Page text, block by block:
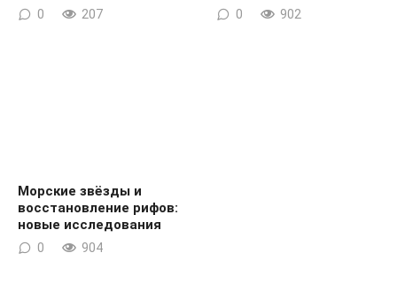
0 207 0 902
Морские звёзды и
восстановление рифов:
новые исследования
0 904